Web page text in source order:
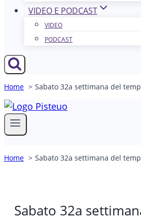
VIDEO E PODCAST
VIDEO
PODCAST
Home Sabato 32a settimana del
Home Sabato 32a settimana del
Sabato 32a